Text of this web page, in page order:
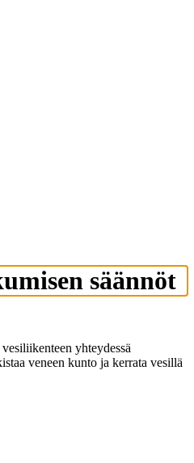
säännöt
yhteydessä
veneen kunto ja kerrata vesillä